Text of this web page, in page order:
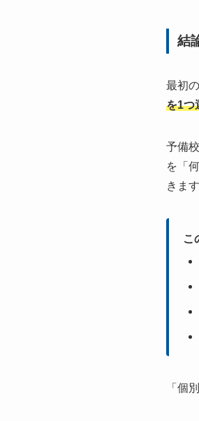
結
最初
を1つ
予備
を「
きます
こ
「個